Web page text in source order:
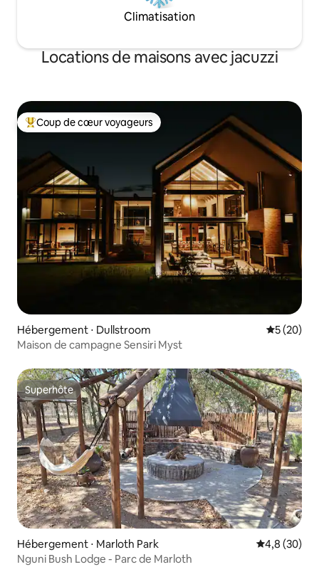
Climatisation
Locations de maisons avec jacuzzi
Coups de cœur voyageurs les plus appréciés
Coup de cœur voyageurs
Hébergement ⋅ Dullstroom
5 (20)
Maison de campagne Sensiri Myst
Superhôte
Superhôte
Hébergement ⋅ Marloth Park Évaluation
4,8 (30)
Nguni Bush Lodge - Parc de Marloth